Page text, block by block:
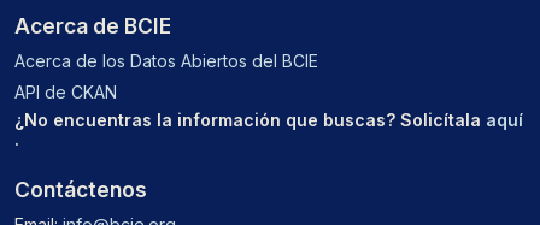
Acerca de BCIE
Acerca de los Datos Abiertos del BCIE
API de CKAN
¿No encuentras la información que buscas? Solicítala aquí
.
Contáctenos